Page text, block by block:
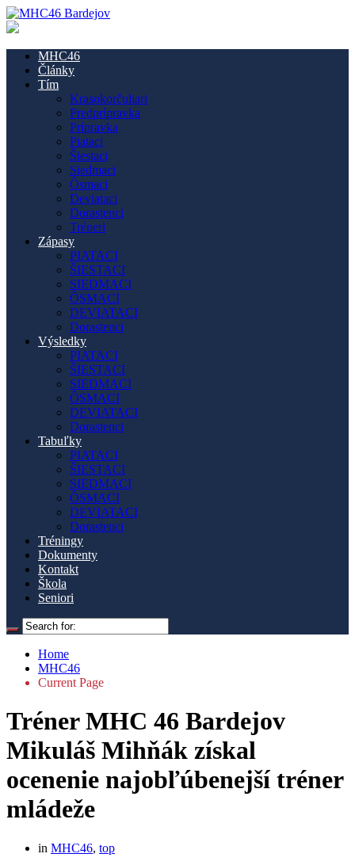
MHC46
Články
Tím
Krasokorčuliari
Predprípravka
Prípravka
Piataci
Šiestaci
Siedmaci
Ôsmaci
Deviataci
Dorastenci
Tréneri
Zápasy
PIATACI
ŠIESTACI
SIEDMACI
ÔSMACI
DEVIATACI
Dorastenci
Výsledky
PIATACI
ŠIESTACI
SIEDMACI
ÔSMACI
DEVIATACI
Dorastenci
Tabuľky
PIATACI
ŠIESTACI
SIEDMACI
ÔSMACI
DEVIATACI
Dorastenci
Tréningy
Dokumenty
Kontakt
Škola
Seniori
Home
MHC46
Current Page
Tréner MHC 46 Bardejov
Mikuláš Mihňák získal
ocenenie najobľúbenejší tréner
mládeže
in MHC46, top